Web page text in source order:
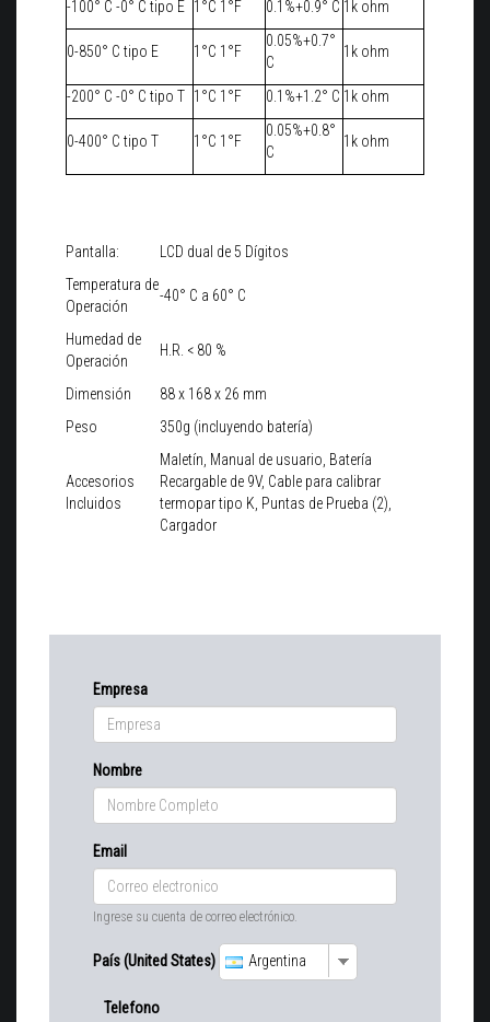
-100° C -0° C tipo E 1°C 1°F 0.1%+0.9° C 1k ohm
0-850° C tipo E 1°C 1°F
0.05%+0.7°
C
1k ohm
-200° C -0° C tipo T 1°C 1°F 0.1%+1.2° C 1k ohm
0-400° C tipo T 1°C 1°F
0.05%+0.8°
C
1k ohm
Pantalla:
LCD dual de 5 Dígitos
Temperatura de
Operación
-40° C a 60° C
Humedad de
Operación
H.R. < 80 %
Dimensión
88 x 168 x 26 mm
Peso
350g (incluyendo batería)
Accesorios
Incluidos
Maletín, Manual de usuario, Batería
Recargable de 9V, Cable para calibrar
termopar tipo K, Puntas de Prueba (2),
Cargador
Empresa
Nombre
Email
Ingrese su cuenta de correo electrónico.
País (United States) Argentina
Telefono